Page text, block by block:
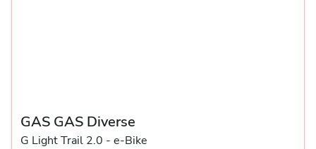
GAS GAS Diverse
G Light Trail 2.0 - e-Bike